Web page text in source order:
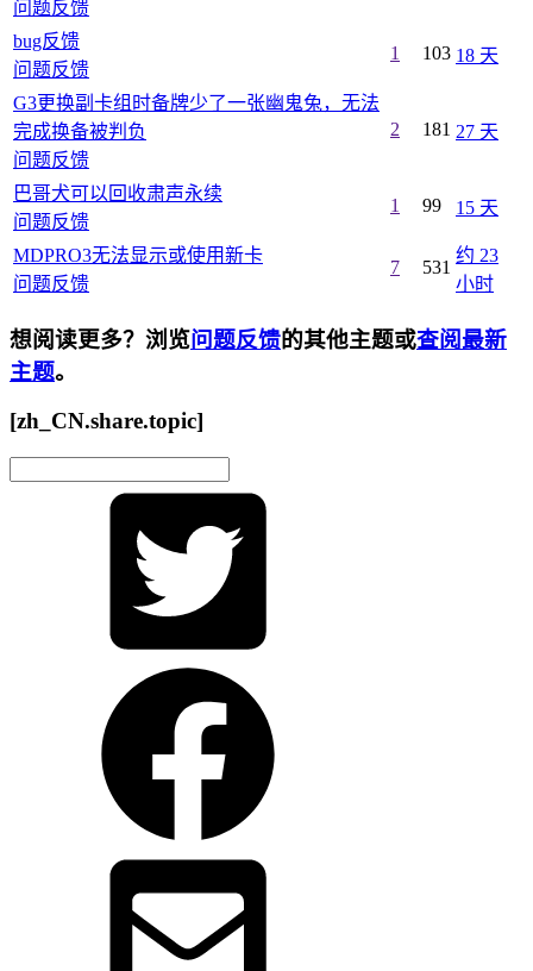
问题反馈
bug反馈
问题反馈
1 103 18 天
G3更换副卡组时备牌少了一张幽鬼兔，无法
完成换备被判负
问题反馈
2 181 27 天
巴哥犬可以回收肃声永续
问题反馈
1 99 15 天
MDPRO3无法显示或使用新卡
问题反馈
7 531
约 23
小时
想阅读更多？浏览问题反馈的其他主题或查阅最新
主题。
[zh_CN.share.topic]